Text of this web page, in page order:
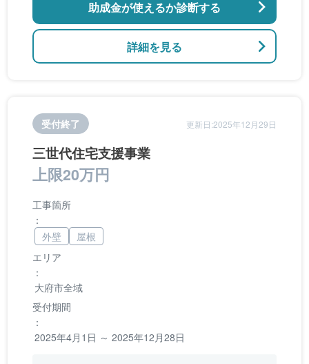
詳細を見る
助成金が使えるか診断する
受付終了 更新日:2025年12月29日
三世代住宅支援事業
上限20万円
エリア
：
大府市全域
受付期間
：
2025年4月1日 ～ 2025年12月28日
工事箇所
：
外壁
屋根